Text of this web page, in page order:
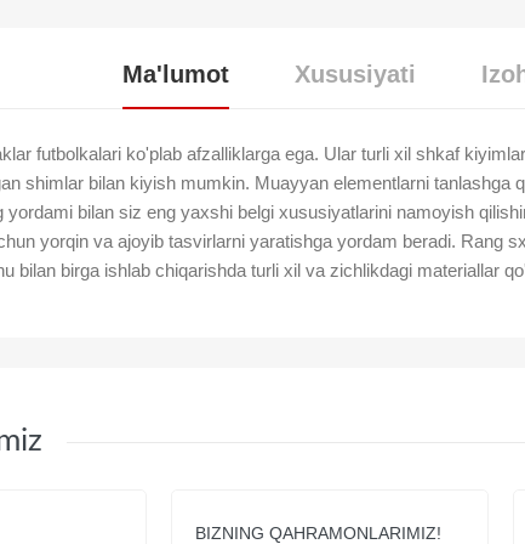
Ma'lumot Xususiyati
futbolkalari ko'plab afzalliklarga ega. Ular turli xil shkaf
shimlar bilan kiyish mumkin. Muayyan elementlarni
yordami bilan siz eng yaxshi belgi xususiyatlarini namoyish
yorqin va ajoyib tasvirlarni yaratishga yordam beradi. Rang
bilan birga ishlab chiqarishda turli xil va zichlikdagi materiallar
BIZNING QAHRAMONLARIMIZ!